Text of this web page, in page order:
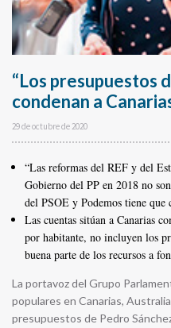
“Los presupuestos
condenan a
29 de octubre de 2020
“Las reformas del REF y del
Gobierno del PP en 2018 no
del PSOE y Podemos tiene
Las cuentas sitúan a Canarias
por habitante, no incluyen los
buena parte de los recursos a
La portavoz del Grupo
populares en Canarias,
presupuestos de Pedro